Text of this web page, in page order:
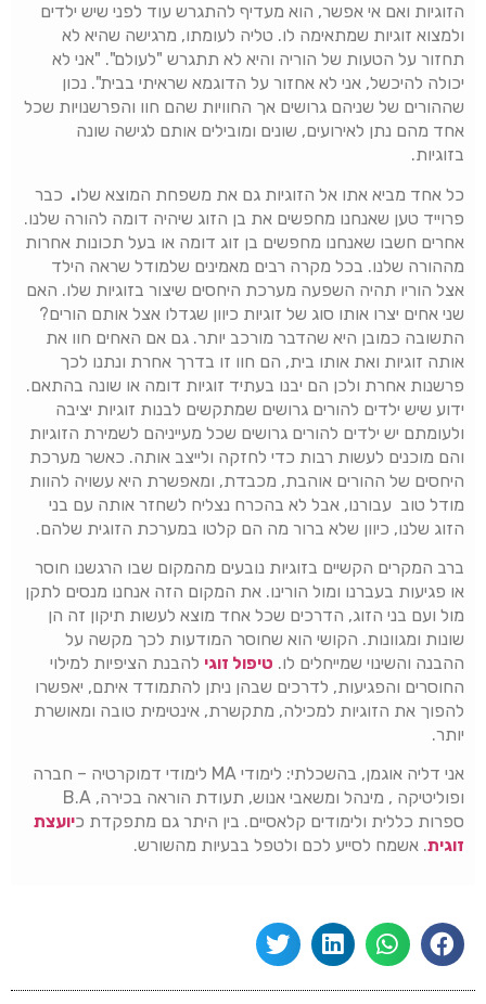
הזוגיות ואם אי אפשר, הוא מעדיף להתגרש עוד לפני שיש ילדים
ולמצוא זוגיות שמתאימה לו. טליה לעומתו, מרגישה שהיא לא
תחזור על הטעות של הוריה והיא לא תתגרש "לעולם". "אני לא
יכולה להיכשל, אני לא אחזור על הדוגמא שראיתי בבית". נכון
שההורים של שניהם גרושים אך החוויות שהם חוו והפרשנויות שכל
אחד מהם נתן לאירועים, שונים ומובילים אותם לגישה שונה
בזוגיות.
כל אחד מביא אתו אל הזוגיות גם את משפחת המוצא שלו. כבר
פרוייד טען שאנחנו מחפשים את בן הזוג שיהיה דומה להורה שלנו.
אחרים חשבו שאנחנו מחפשים בן זוג דומה או בעל תכונות אחרות
מההורה שלנו. בכל מקרה רבים מאמינים שלמודל שראה הילד
אצל הוריו תהיה השפעה מערכת היחסים שיצור בזוגיות שלו. האם
שני אחים יצרו אותו סוג של זוגיות כיוון שגדלו אצל אותם הורים?
התשובה כמובן היא שהדבר מורכב יותר. גם אם האחים חוו את
אותה זוגיות ואת אותו בית, הם חוו זו בדרך אחרת ונתנו לכך
פרשנות אחרת ולכן הם יבנו בעתיד זוגיות דומה או שונה בהתאם.
ידוע שיש ילדים להורים גרושים שמתקשים לבנות זוגיות יציבה
ולעומתם יש ילדים להורים גרושים שכל מעייניהם לשמירת הזוגיות
והם מוכנים לעשות רבות כדי לחזקה ולייצב אותה. כאשר מערכת
היחסים של ההורים אוהבת, מכבדת, ומאפשרת היא עשויה להוות
מודל טוב עבורנו, אבל לא בהכרח נצליח לשחזר אותה עם בני
הזוג שלנו, כיוון שלא ברור מה הם קלטו במערכת הזוגית שלהם.
ברב המקרים הקשיים בזוגיות נובעים מהמקום שבו הרגשנו חוסר
או פגיעות בעברנו ומול הורינו. את המקום הזה אנחנו מנסים לתקן
מול ועם בני הזוג, הדרכים שכל אחד מוצא לעשות תיקון זה הן
שונות ומגוונות. הקושי הוא שחוסר המודעות לכך מקשה על
ההבנה והשינוי שמייחלים לו. טיפול זוגי להבנת הציפיות למילוי
החוסרים והפגיעות, לדרכים שבהן ניתן להתמודד איתם, יאפשרו
להפוך את הזוגיות למכילה, מתקשרת, אינטימית טובה ומאושרת
יותר.
אני דליה אוגמן, בהשכלתי: לימודי MA לימודי דמוקרטיה – חברה
ופוליטיקה , מינהל ומשאבי אנוש, תעודת הוראה בכירה, B.A
ספרות כללית ולימודים קלאסיים. בין היתר גם מתפקדת כיועצת
זוגית. אשמח לסייע לכם ולטפל בבעיות מהשורש.